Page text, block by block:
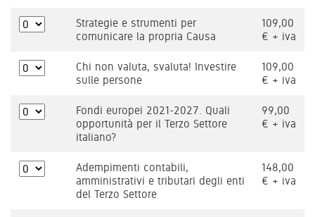
Strategie e strumenti per
comunicare la propria Causa
109,00
€ + iva
Chi non valuta, svaluta! Investire
sulle persone
109,00
€ + iva
Fondi europei 2021-2027. Quali
opportunità per il Terzo Settore
italiano?
99,00
€ + iva
Adempimenti contabili,
amministrativi e tributari degli enti
del Terzo Settore
148,00
€ + iva